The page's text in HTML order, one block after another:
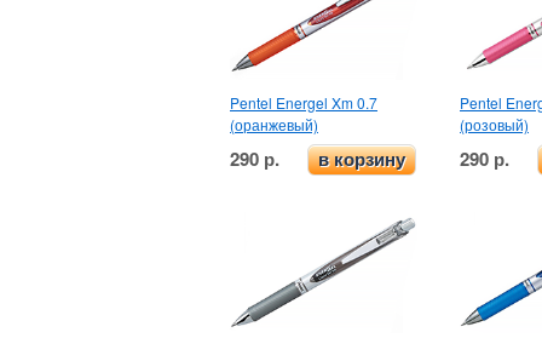
Pentel Energel Xm 0.7
(оранжевый)
290 р. в корзину
Pentel
(розовый)
290 р.